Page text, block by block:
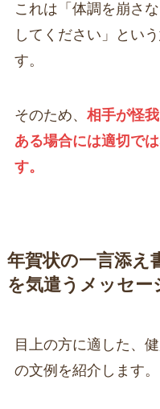
これは「体調を崩さ
してください」とい
す。
そのため、 相手が怪
ある場合には適切で
す。
年賀状の一言添え
を気遣うメッセー
目上の方に適した、
の文例を紹介します。